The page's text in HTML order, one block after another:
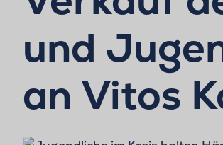
und
an Vitos